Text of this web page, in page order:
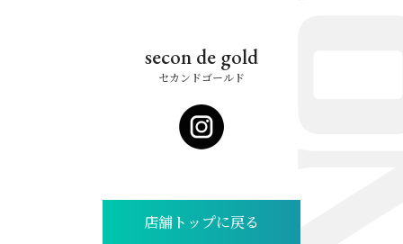
secon de gold
セカンドゴールド
店舗トップに戻る